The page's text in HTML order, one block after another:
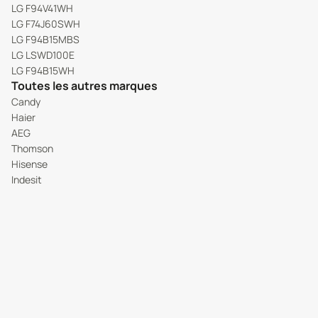
LG F94V41WH
LG F74J60SWH
LG F94B15MBS
LG LSWD100E
LG F94B15WH
Toutes les autres marques
Candy
Haier
AEG
Thomson
Hisense
Indesit